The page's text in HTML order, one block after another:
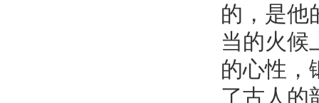
的，是他
当的火候
的心性，
了古人的